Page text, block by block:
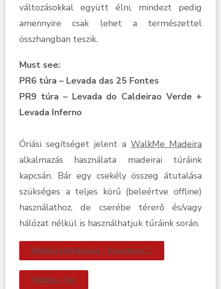
változásokkal együtt élni, mindezt pedig
amennyire csak lehet a természettel
összhangban teszik.
Must see:
PR6 túra – Levada das 25 Fontes
PR9 túra – Levada do Caldeirao Verde +
Levada Inferno
Óriási segítséget jelent a WalkMe Madeira
alkalmazás használata madeirai túráink
kapcsán. Bár egy csekély összeg átutalása
szükséges a teljes körű (beleértve offline)
használathoz, de cserébe térerő és/vagy
hálózat nélkül is használhatjuk túráink során.
Madeira felfedezése - Kolumbusz 2.
Madeira - bor